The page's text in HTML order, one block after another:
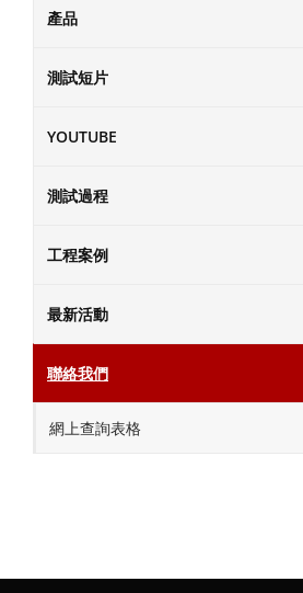
產品
測試短片
YOUTUBE
測試過程
工程案例
最新活動
聯絡我們
網上查詢表格